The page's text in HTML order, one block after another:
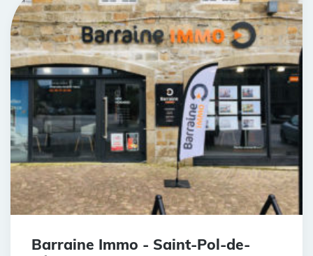
Barraine Immo - Saint-Pol-de-